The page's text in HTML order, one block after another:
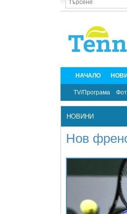
НАЧАЛО
TV/Програма
НОВИНИ
Нов